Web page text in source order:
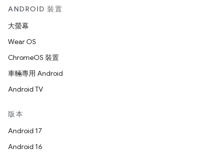
ANDROID 裝置
大螢幕
Wear OS
ChromeOS 裝置
車輛專用 Android
Android TV
版本
Android 17
Android 16